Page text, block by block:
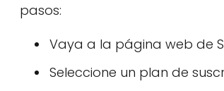
pasos:
Vaya a la página web de
Seleccione un plan de